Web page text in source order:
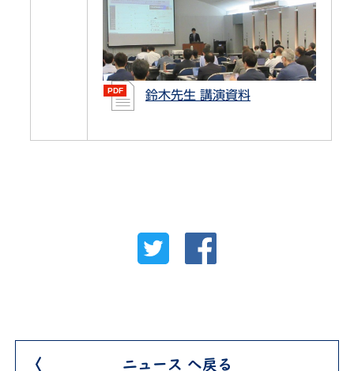
鈴木先生 講演資料
ニュース へ戻る